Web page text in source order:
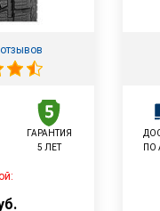
ГАРАНТИЯ
5 ЛЕТ
ПО